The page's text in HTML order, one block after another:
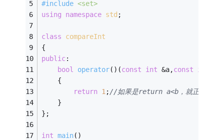
#include <set>
using
namespace std ;
class
compareInt
{
public:
bool
operator() (const int &a,const int
    {
return 1 ;//如果是return a<b，就正确了，
    }
};
int main()